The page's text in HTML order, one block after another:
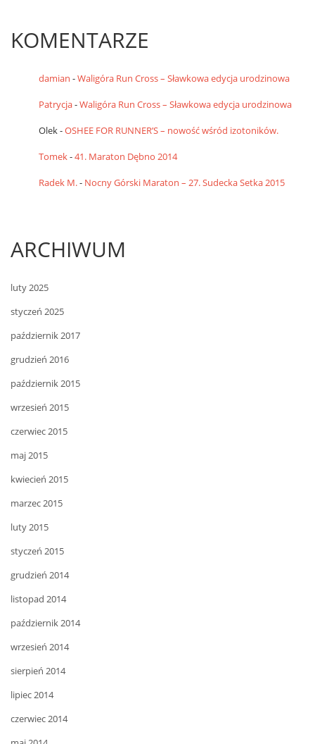
KOMENTARZE
damian -Waligóra Run Cross – Sławkowa edycja urodzinowa
Patrycja-Waligóra Run Cross – Sławkowa edycja urodzinowa
Olek-OSHEE FOR RUNNER’S – nowość wśród izotoników.
Tomek-41. Maraton Dębno 2014
Radek M.- Nocny Górski Maraton – 27. Sudecka Setka 2015
ARCHIWUM
luty 2025
styczeń 2025
październik 2017
grudzień 2016
październik 2015
wrzesień 2015
czerwiec 2015
maj 2015
kwiecień 2015
marzec 2015
luty 2015
styczeń 2015
grudzień 2014
listopad 2014
październik 2014
wrzesień 2014
sierpień 2014
lipiec 2014
czerwiec 2014